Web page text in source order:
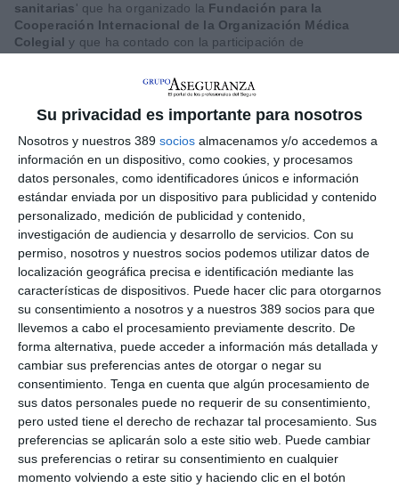
Su privacidad es importante para nosotros
Nosotros y nuestros 389 socios almacenamos y/o accedemos a
información en un dispositivo, como cookies, y procesamos
datos personales, como identificadores únicos e información
estándar enviada por un dispositivo para publicidad y contenido
personalizado, medición de publicidad y contenido,
investigación de audiencia y desarrollo de servicios. Con su
permiso, nosotros y nuestros socios podemos utilizar datos de
localización geográfica precisa e identificación mediante las
características de dispositivos. Puede hacer clic para otorgarnos
su consentimiento a nosotros y a nuestros 389 socios para que
llevemos a cabo el procesamiento previamente descrito. De
forma alternativa, puede acceder a información más detallada y
cambiar sus preferencias antes de otorgar o negar su
consentimiento. Tenga en cuenta que algún procesamiento de
sus datos personales puede no requerir de su consentimiento,
pero usted tiene el derecho de rechazar tal procesamiento. Sus
preferencias se aplicarán solo a este sitio web. Puede cambiar
sus preferencias o retirar su consentimiento en cualquier
momento volviendo a este sitio y haciendo clic en el botón
sanitarias' que ha organizado la Fundación para la
Cooperación Internacional de la Organización Médica
Colegial y que ha contado con la participación de
Española de Cooperación Internacional para el Desarrollo
Apunta la compañía que durante el encuentro se analizó la
"urgencia de contar con unmarco normativo que facilite a
los profesionales sanitarios participar en misiones
humanitariassin poner en riesgo su situación laboral, su
cobertura jurídica o su seguridad profesional". Durante el
encuentro los representantes del ministerio coincidieron en
esta necesidad y en avanzar en ladefinición de un marco
legal claroque regule los permisos solidarios, actualmente
inexistente en muchos servicios de salud.
Entre otras cuestiones, se destacó en la jornada la cobertura
de Responsabilidad Civil que la aseguradora ofrece en
colaboración con la Organización Médica Colegial y que ha
dado cobertura a más de
1.200 médicos cooperantes y
que han participado en misiones internacionales.
La responsable de Indemnización Judicial de Relyens,
Jesús Hernando, resalta que el compromiso de la entidad "no
se limita a la cobertura técnica; se basa en la responsabilidad
deproteger a quienes ponen su experiencia al servicio de
las poblaciones más vulnerables".
Si quiere recibir diariamente y GRATIS noticias como